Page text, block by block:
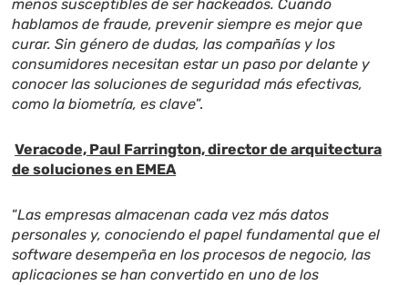
menos susceptibles de ser hackeados. Cuando
hablamos de fraude, prevenir siempre es mejor que
curar. Sin género de dudas, las compañías y los
consumidores necesitan estar un paso por delante y
conocer las soluciones de seguridad más efectivas,
como la biometría, es clave”.
Veracode, Paul Farrington, director de arquitectura
de soluciones en EMEA
“Las empresas almacenan cada vez más datos
personales y, conociendo el papel fundamental que el
software desempeña en los procesos de negocio, las
aplicaciones se han convertido en uno de los